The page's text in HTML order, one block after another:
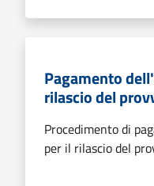
Pagamento
rilascio del
Procedimento di
per il rilascio del